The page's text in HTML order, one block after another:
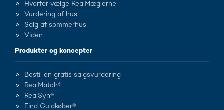
Hvorfor vælge RealMæglerne
Vurdering af hus
Salg af sommerhus
Viden
Produkter og koncepter
Bestil en gratis salgsvurdering
RealMatch®
RealSyn®
Find Guldkøber®